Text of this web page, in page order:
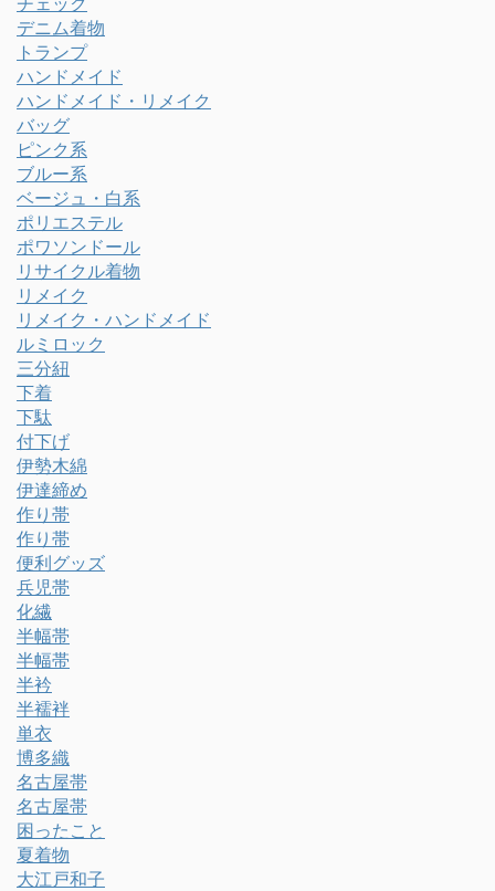
デニム着物
トランプ
ハンドメイド
ハンドメイド・リメイク
バッグ
ピンク系
ブルー系
ベージュ・白系
ポリエステル
ポワソンドール
リサイクル着物
リメイク
リメイク・ハンドメイド
ルミロック
三分紐
下着
下駄
付下げ
伊勢木綿
伊達締め
作り帯
作り帯
便利グッズ
兵児帯
化繊
半幅帯
半幅帯
半衿
半襦袢
単衣
博多織
名古屋帯
名古屋帯
困ったこと
夏着物
大江戸和子